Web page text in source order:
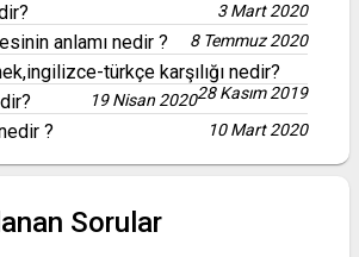
3 Mart 2020
anlamı nedir ? 8 Temmuz 2020
türkçe karşılığı nedir?
28 Kasım 2019
19 Nisan 2020
? 10 Mart 2020
Sorular